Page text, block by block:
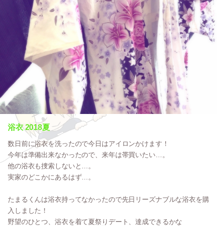
浴衣 2018夏
数日前に浴衣を洗ったので今日はアイロンかけます！
今年は準備出来なかったので、来年は帯買いたい…。
他の浴衣も捜索しないと…。
実家のどこかにあるはず…。
たまるくんは浴衣持ってなかったので先日リーズナブルな浴衣を購
入しました！
野望のひとつ、浴衣を着て夏祭りデート、達成できるかな